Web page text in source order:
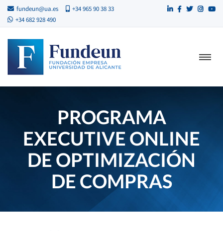
fundeun@ua.es
+34 965 90 38 33
+34 682 928 490
PROGRAMA
EXECUTIVE ONLINE
DE OPTIMIZACIÓN
DE COMPRAS